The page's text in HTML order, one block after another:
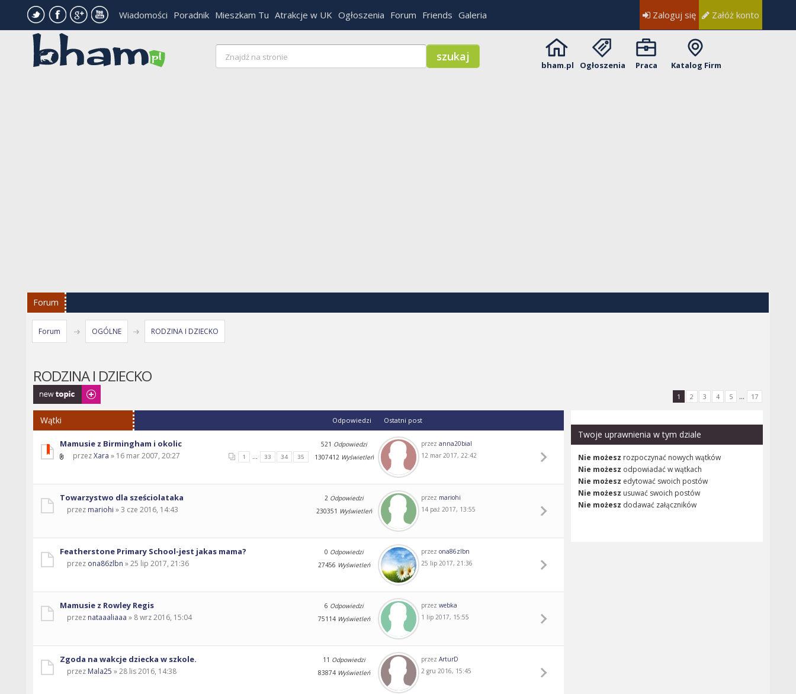
Wiadomości Poradnik Mieszkam Tu Atrakcje w UK Ogłoszenia Forum Friends Galeria Zaloguj się Załóż konto
bham.pl Ogłoszenia Praca Katalog Firm
Forum
Forum OGÓLNE RODZINA I DZIECKO
RODZINA I DZIECKO
Napisz wątek
1 2 3 4 5 ... 17
Wątki Odpowiedzi Ostatni post
Mamusie z Birmingham i okolic
1 33 34 35
przezXara » 16 mar 2007, 20:27
521 Odpowiedzi
1307412 Wyświetleń
przez anna20bial
12 mar 2017, 22:42
Towarzystwo dla sześciolataka
przez mariohi » 3 cze 2016, 14:43
2 Odpowiedzi
230351 Wyświetleń
przez mariohi
14 paź 2017, 13:55
Featherstone Primary School-jest jakas mama?
przez ona86zlbn » 25 lip 2017, 21:36
0 Odpowiedzi
27456 Wyświetleń
przez ona86zlbn
25 lip 2017, 21:36
Mamusie z Rowley Regis
przez nataaaliaaa » 8 wrz 2016, 15:04
6 Odpowiedzi
75114 Wyświetleń
przez webka
1 lip 2017, 15:55
Zgoda na wakcje dziecka w szkole.
przez Mala25 » 28 lis 2016, 14:38
11 Odpowiedzi
83874 Wyświetleń
przez ArturD
2 gru 2016, 15:45
Twoje uprawnienia w tym dziale
Nie możesz rozpoczynać nowych wątków
Nie możesz odpowiadać w wątkach
Nie możesz edytować swoich postów
Nie możesz usuwać swoich postów
Nie możesz dodawać załączników